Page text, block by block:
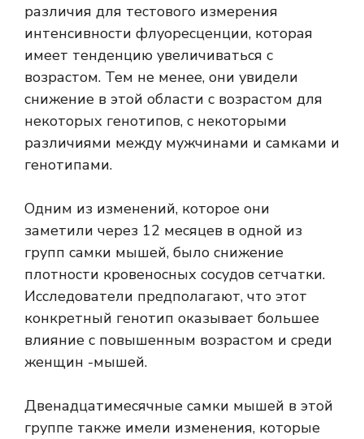
различия для тестового измерения
интенсивности флуоресценции, которая
имеет тенденцию увеличиваться с
возрастом. Тем не менее, они увидели
снижение в этой области с возрастом для
некоторых генотипов, с некоторыми
различиями между мужчинами и самками и
генотипами.
Одним из изменений, которое они
заметили через 12 месяцев в одной из
групп самки мышей, было снижение
плотности кровеносных сосудов сетчатки.
Исследователи предполагают, что этот
конкретный генотип оказывает большее
влияние с повышенным возрастом и среди
женщин -мышей.
Двенадцатимесячные самки мышей в этой
группе также имели изменения, которые